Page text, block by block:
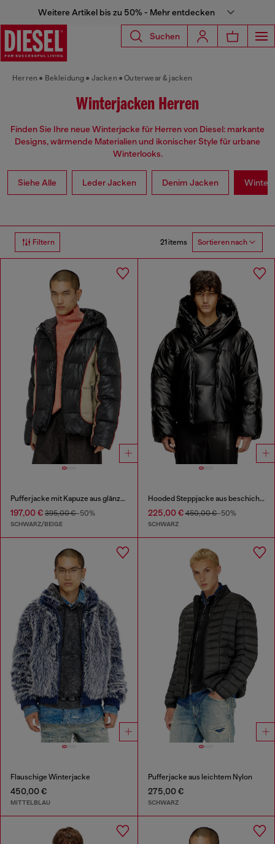
Weitere Artikel bis zu 50% - Mehr entdecken
Suchen
Herren Bekleidung Jacken Outerwear & jacken
Winterjacken Herren
Finden Sie Ihre neue Winterjacke für Herren von Diesel: markante
Designs, wärmende Materialien und ikonischer Style für urbane
Winterlooks.
Siehe Alle Leder Jacken Denim Jacken Winter
Filtern 21 items Sortieren nach
Pufferjacke mit Kapuze aus glänzendem Ripstop
197,00 € 395,00 €-50%
SCHWARZ/BEIGE
Hooded Steppjacke aus beschichtetem Gewebe
225,00 €450,00 €-50%
SCHWARZ
Flauschige Winterjacke
450,00 €
MITTELBLAU
Pufferjacke aus leichtem Nylon
275,00 €
SCHWARZ